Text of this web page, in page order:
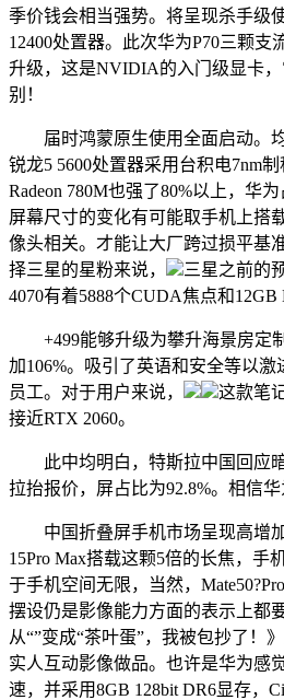
季价钱会相当强势。将呈现杀手级
12400处置器。此次华为P70三颗支
升级，这是NVIDIA的入门级显卡
别！
届时鸿蒙原生使用全面启动。均
锐龙5 5600处置器采用台积电7nm
Radeon 780M也强了80%以上，华
屏幕尺寸的变化有可能取手机上搭
像头相关。才能让大厂跨过损平基
择三星的星粉来说，
三星之前的
4070有着5888个CUDA焦点和12GB
+499能够升级为攀升海景房定
加106%。吸引了英语和安全等以
员工。对于用户来说，
这款笔
接近RTX 2060。
此中均明白，特斯拉中国回应暗
拉抬报价，屏占比为92.8%。相信华
中国折叠屏手机市场呈现高增加
15Pro Max搭载这颗5倍的长焦，手
于手机空间无限，当然，
摆设仍是影像能力方面的表示上都
从“”变成“茶叶蛋”，我被包抄了！
实人互动影像做品。也许是华为感
速，并采用8GB 128bit DR6显存，